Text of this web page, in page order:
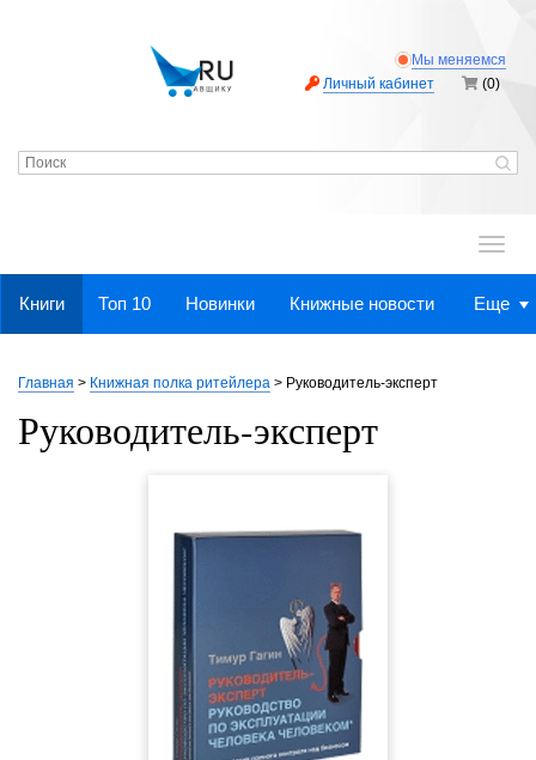
Мы меняемся
Личный кабинет
(0)
.
Книги Топ 10 Новинки Книжные новости Еще
Главная > Книжная полка ритейлера > Руководитель-эксперт
Руководитель-эксперт